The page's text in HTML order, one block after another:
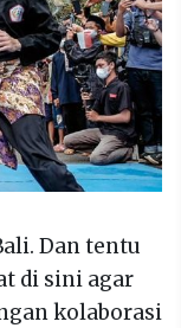
Dan tentu
di sini agar
kolaborasi